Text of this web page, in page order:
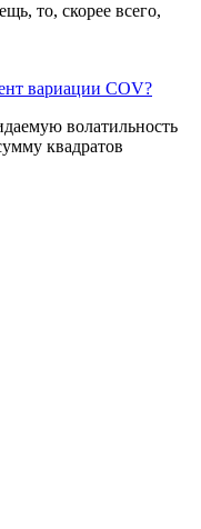
то, скорее всего,
вариации COV?
волатильность
квадратов